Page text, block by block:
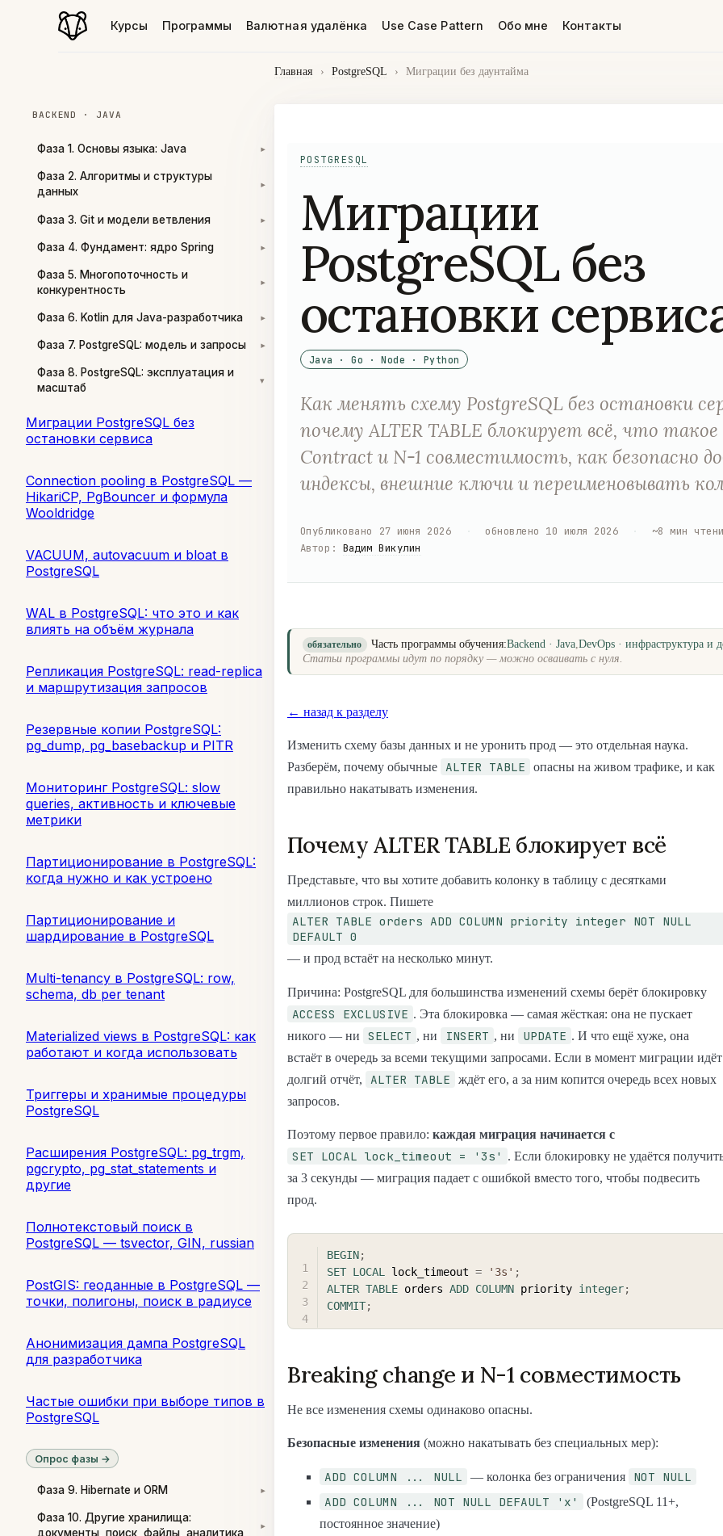
Курсы Программы Валютная удалёнка Use Case Pattern Обо мне Контакты
BACKEND · JAVA
Фаза 1. Основы языка: Java ▾
Фаза 2. Алгоритмы и структуры
данных
▾
Фаза 3. Git и модели ветвления ▾
Фаза 4. Фундамент: ядро Spring ▾
Фаза 5. Многопоточность и
конкурентность
▾
Фаза 6. Kotlin для Java-разработчика ▾
Фаза 7. PostgreSQL: модель и запросы ▾
Фаза 8. PostgreSQL: эксплуатация и
масштаб
▾
Миграции PostgreSQL без
остановки сервиса
Connection pooling в PostgreSQL —
HikariCP, PgBouncer и формула
Wooldridge
VACUUM, autovacuum и bloat в
PostgreSQL
WAL в PostgreSQL: что это и как
влиять на объём журнала
Репликация PostgreSQL: read-replica
и маршрутизация запросов
Резервные копии PostgreSQL:
pg_dump, pg_basebackup и PITR
Мониторинг PostgreSQL: slow
queries, активность и ключевые
метрики
Партиционирование в PostgreSQL:
когда нужно и как устроено
Партиционирование и
шардирование в PostgreSQL
Multi-tenancy в PostgreSQL: row,
schema, db per tenant
Materialized views в PostgreSQL: как
работают и когда использовать
Триггеры и хранимые процедуры
PostgreSQL
Расширения PostgreSQL: pg_trgm,
pgcrypto, pg_stat_statements и
другие
Полнотекстовый поиск в
PostgreSQL — tsvector, GIN, russian
PostGIS: геоданные в PostgreSQL —
точки, полигоны, поиск в радиусе
Анонимизация дампа PostgreSQL
для разработчика
Частые ошибки при выборе типов в
PostgreSQL
Опрос фазы →
Фаза 9. Hibernate и ORM ▾
Фаза 10. Другие хранилища:
документы, поиск, файлы, аналитика
▾
Главная › PostgreSQL › Миграции без даунтайма
POSTGRESQL
Миграции
PostgreSQL без
остановки
Java · Go · Node · Python
Как менять схему PostgreSQL без остановки
почему ALTER TABLE блокирует всё, что
Contract и N-1 совместимость, как безопасно
индексы, внешние ключи и переименовывать
Опубликовано 27 июня 2026 обновлено 10 июля 2026 ~8 мин
Автор : Вадим Викулин
обязательно Часть программы обучения:Backend · Java,DevOps · инфраструктура и
Статьи программы идут по порядку — можно осваивать с нуля.
← назад к разделу
Изменить схему базы данных и не уронить прод — это отдельная наука.
Разберём, почему обычные ALTER TABLE
опасны на живом трафике, и как
правильно накатывать изменения.
Почему ALTER TABLE блокирует всё
Представьте, что вы хотите добавить колонку в таблицу с десятками
миллионов строк. Пишете
ALTER TABLE orders ADD COLUMN priority integer NOT NULL
DEFAULT 0
— и прод встаёт на несколько минут.
Причина: PostgreSQL для большинства изменений схемы берёт блокировку
ACCESS EXCLUSIVE . Эта блокировка — самая жёсткая: она не пускает
никого — ни
SELECT , ни INSERT , ни UPDATE . И что ещё хуже, она
встаёт в очередь за всеми текущими запросами. Если в момент миграции идёт
долгий отчёт,
ALTER TABLE
ждёт его, а за ним копится очередь всех новых
запросов.
Поэтому первое правило: каждая миграция начинается с
SET LOCAL lock_timeout = '3s'
. Если блокировку не удаётся
за 3 секунды — миграция падает с ошибкой вместо того, чтобы подвесить
прод.
BEGIN;
SET LOCAL lock_timeout = '3s' ;
ALTER TABLE orders ADD COLUMN priority integer;
COMMIT;
Breaking change и N-1 совместимость
Не все изменения схемы одинаково опасны.
Безопасные изменения (можно накатывать без специальных мер):
ADD COLUMN ... NULL — колонка без ограничения
NOT NULL
ADD COLUMN ... NOT NULL DEFAULT 'x'
(PostgreSQL 11+,
постоянное значение)